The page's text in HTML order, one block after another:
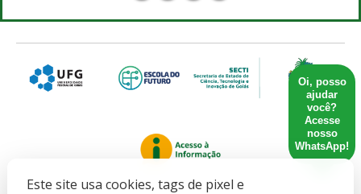
Oi, posso
ajudar
você?
Acesse
nosso
WhatsApp!
Este site usa cookies, tags de pixel e